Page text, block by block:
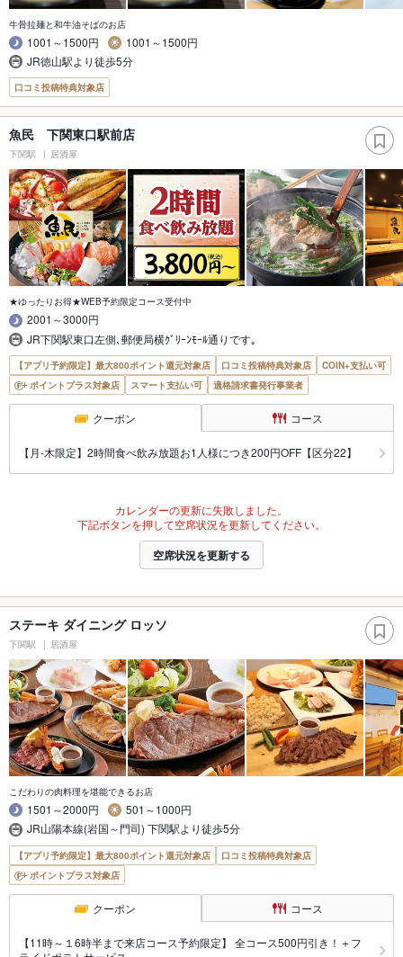
牛骨拉麺と和牛油そばのお店
1001～1500円
1001～1500円
JR徳山駅より徒歩5分
口コミ投稿特典対象店
魚民 下関東口駅前店
下関駅 居酒屋
★ゆったりお得★WEB予約限定コース受付中
2001～3000円
JR下関駅東口左側､郵便局横ｸﾞﾘｰﾝﾓｰﾙ通りです｡
【アプリ予約限定】最大800ポイント還元対象店 口コミ投稿特典対象店
COIN+支払い可
ポイントプラス対象店
スマート支払い可 適格請求書発行事業者
クーポン コース
【月‐木限定】2時間食べ飲み放題お1人様につき200円OFF【区分22】
カレンダーの更新に失敗しました。
下記ボタンを押して空席状況を更新してください。
空席状況を更新する
ステーキ ダイニング ロッソ
下関駅 居酒屋
こだわりの肉料理を堪能できるお店
1501～2000円
501～1000円
JR山陽本線(岩国～門司) 下関駅より徒歩5分
【アプリ予約限定】最大800ポイント還元対象店
口コミ投稿特典対象店
ポイントプラス対象店
クーポン コース
【11時～１6時半まで来店コース予約限定】 全コース500円引き！＋フ